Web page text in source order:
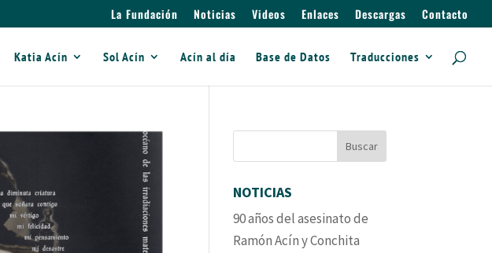
La Fundación Noticias Videos Enlaces Descargas Contacto
Katia Acín Sol Acín Acín al día Base de Datos Traducciones
NOTICIAS
90 años del asesinato de
Ramón Acín y Conchita